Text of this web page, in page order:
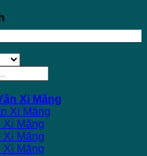
Xi Măng
Xi Măng
Xi Măng
Xi Măng
Xi Măng